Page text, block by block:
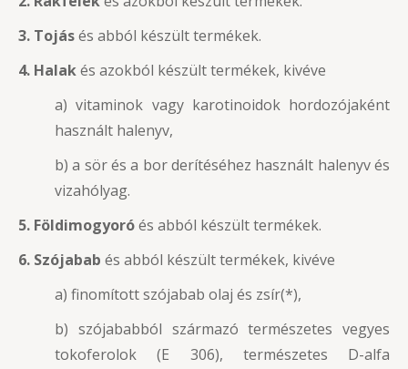
3. Tojásés abból készült termékek.
4. Halakés azokból készült termékek, kivéve
a) vitaminok vagy karotinoidok hordozójaként
használt halenyv,
b) a sör és a bor derítéséhez használt halenyv és
vizahólyag.
5. Földimogyoróés abból készült termékek.
6. Szójabab és abból készült termékek, kivéve
a) finomított szójabab olaj és zsír(*),
b) szójababból származó természetes vegyes
tokoferolok (E 306), természetes D-alfa